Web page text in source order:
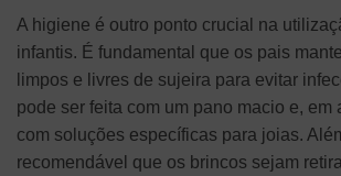
A higiene é outro ponto crucial na
infantis. É fundamental que os pais
limpos e livres de sujeira para evitar
pode ser feita com um pano macio e, em
com soluções específicas para joias.
recomendável que os brincos sejam